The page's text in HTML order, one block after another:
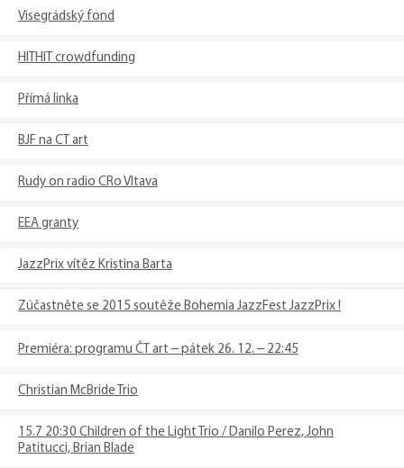
Visegrádský fond
HITHIT crowdfunding
Přímá linka
BJF na CT art
Rudy on radio CRo Vltava
EEA granty
JazzPrix vítěz Kristina Barta
​Zúčastněte se 2015 soutěže Bohemia JazzFest JazzPrix !
Premiéra: programu ČT art – pátek 26. 12. – 22:45
Christian McBride Trio
15.7 20:30 Children of the Light Trio / Danilo Perez, John
Patitucci, Brian Blade